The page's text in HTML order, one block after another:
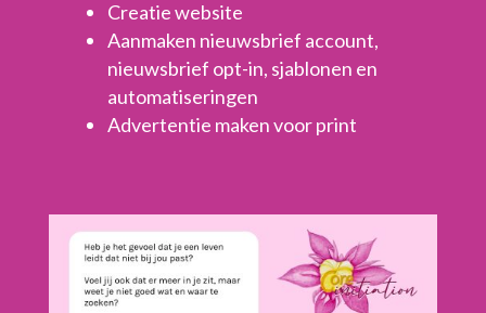
Creatie website
Aanmaken nieuwsbrief account,
nieuwsbrief opt-in, sjablonen en
automatiseringen
Advertentie maken voor print